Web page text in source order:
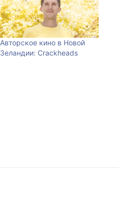
Авторское кино в Новой
Зеландии: Crackheads